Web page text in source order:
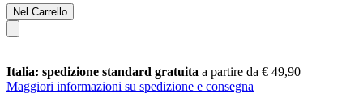
Nel Carrello
Italia: spedizione standard gratuita a partire da € 49,90
Maggiori informazioni su spedizione e consegna